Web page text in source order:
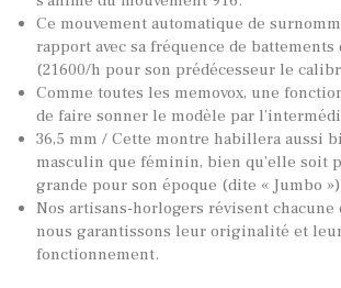
TOUTES NOS VINTAGES
MONTRES PAR HISTOIRES
CONTACTS & HISTORIQUE
PANIER
Ce mouvement automatique de
rapport avec sa fréquence de battements
(21600/h pour son prédécesseur le
Comme toutes les memovox, une
de faire sonner le modèle par
36,5 mm / Cette montre habillera aussi
masculin que féminin, bien qu’elle soit
grande pour son époque (dite « Jumbo
Nos artisans-horlogers révisent chacune
nous garantissons leur originalité et
fonctionnement.